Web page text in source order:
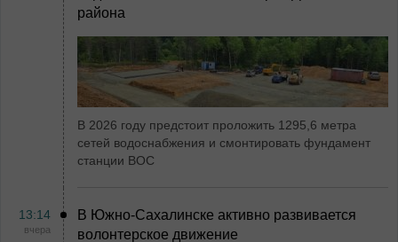
района
В 2026 году предстоит проложить 1295,6 метра
сетей водоснабжения и смонтировать фундамент
станции ВОС
13:14
вчера
В Южно-Сахалинске активно развивается
волонтерское движение